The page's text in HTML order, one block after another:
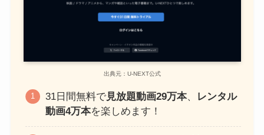
出典元：U-NEXT公式
31日間無料で見放題動画29万本、 レンタル
動画4万本を楽しめます！